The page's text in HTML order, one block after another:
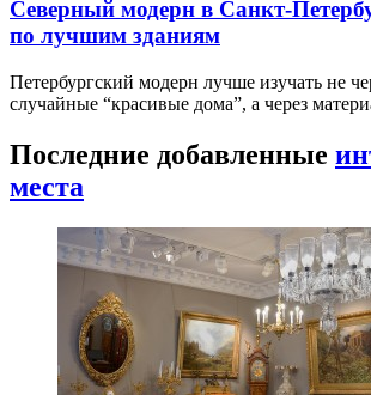
Северный модерн в Санкт-
по лучшим зданиям
Петербургский модерн лучше изучать не
случайные “красивые дома”, а через
Последние добавленные
места